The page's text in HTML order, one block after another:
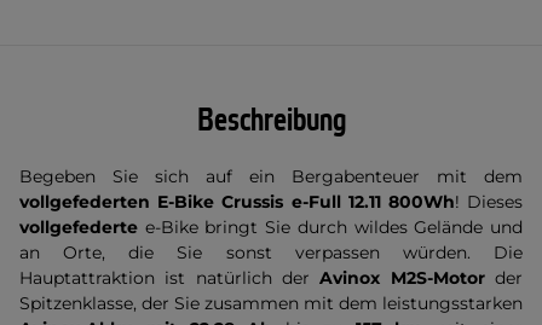
Beschreibung
Begeben Sie sich auf ein Bergabenteuer mit dem
vollgefederten E-Bike Crussis e-Full 12.11 800Wh! Dieses
vollgefederte e-Bike bringt Sie durch wildes Gelände und
an Orte, die Sie sonst verpassen würden. Die
Hauptattraktion ist natürlich derAvinox M2S-Motorder
Spitzenklasse, der Sie zusammen mit dem leistungsstarken